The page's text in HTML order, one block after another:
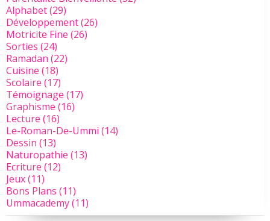
Alphabet(29)
Développement(26)
Motricite Fine (26)
Sorties (24)
Ramadan (22)
Cuisine (18)
Scolaire (17)
Témoignage (17)
Graphisme (16)
Lecture (16)
Le-Roman-De-Ummi (14)
Dessin (13)
Naturopathie (13)
Ecriture (12)
Jeux(11)
Bons Plans (11)
Ummacademy(11)